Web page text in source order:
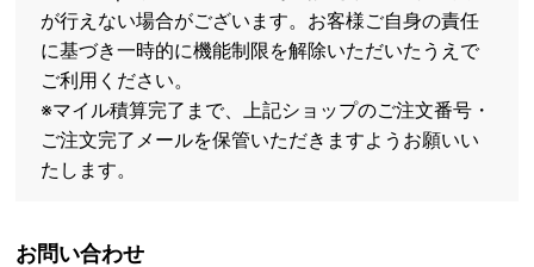
が行えない場合がございます。お客様ご自身の責任
に基づき一時的に機能制限を解除いただいたうえで
ご利用ください。
※マイル積算完了まで、上記ショップのご注文番号・
ご注文完了メールを保管いただきますようお願いい
たします。
お問い合わせ